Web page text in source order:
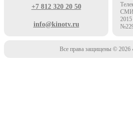
+7 812 320 20 50
info@kinotv.ru
СМИ
Все права защищены © 2026